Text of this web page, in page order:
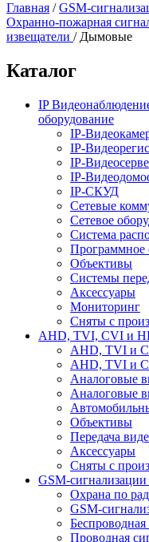
Главная /GSM-
Охранно-пожарная
извещатели / Дымовые
Каталог
IP
оборудование
IP-
IP-
IP-
IP-
IP-СКУД
Сетевые
Сетевое
Система
Программное
Объективы
Системы
Аксессуары
Мониторинг
Сняты с
AHD, TVI, CVI и
AHD, TVI и
AHD, TVI и
Аналоговые
Аналоговые
Объективы
Передача
Аксессуары
Сняты с
GSM-
Охрана по
GSM-
Проводная